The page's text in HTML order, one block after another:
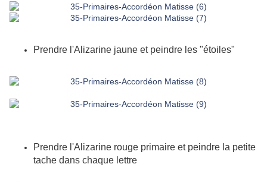
Prendre l'Alizarine jaune et peindre les "étoiles"
Prendre l'Alizarine rouge primaire et peindre la petite
tache dans chaque lettre